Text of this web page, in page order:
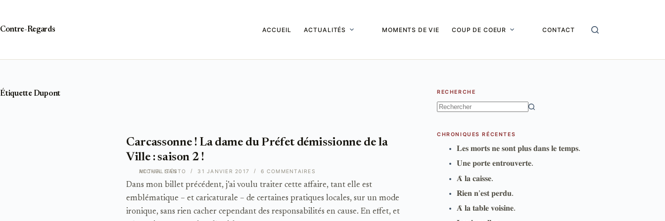
Contre-Regards
ACCUEIL ACTUALITÉS MOMENTS DE VIE COUP DE COEUR CONTACT
ÉtiquetteDupont
ACTUALITÉS
Carcassonne ! La dame du Préfet démissionne de la
Ville : saison 2 !
Dans mon billet précédent, j’ai voulu traiter cette affaire, tant elle est
emblématique – et caricaturale – de certaines pratiques locales, sur un mode
ironique, sans rien cacher cependant des responsabilités en cause. En effet, et
MICHEL SANTO 31 JANVIER 2017 6 COMMENTAIRES
RECHERCHE
CHRONIQUES RÉCENTES
𝐋𝐞𝐬 𝐦𝐨𝐫𝐭𝐬 𝐧𝐞 𝐬𝐨𝐧𝐭 𝐩𝐥𝐮𝐬 𝐝𝐚𝐧𝐬 𝐥𝐞 𝐭𝐞𝐦𝐩𝐬.
𝐔𝐧𝐞 𝐩𝐨𝐫𝐭𝐞 𝐞𝐧𝐭𝐫𝐨𝐮𝐯𝐞𝐫𝐭𝐞.
𝐀̀ 𝐥𝐚 𝐜𝐚𝐢𝐬𝐬𝐞.
𝐑𝐢𝐞𝐧 𝐧’𝐞𝐬𝐭 𝐩𝐞𝐫𝐝𝐮.
𝐀̀ 𝐥𝐚 𝐭𝐚𝐛𝐥𝐞 𝐯𝐨𝐢𝐬𝐢𝐧𝐞.